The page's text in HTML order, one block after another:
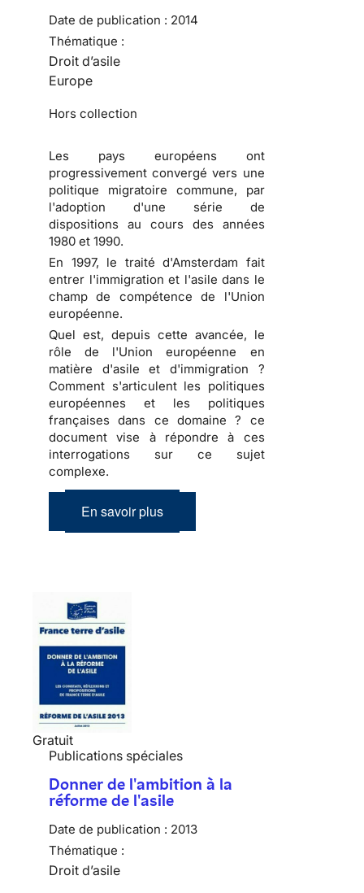
Date de publication : 2014
Thématique :
Droit d’asile
Europe
Hors collection
Les pays européens ont
progressivement convergé vers une
politique migratoire commune, par
l'adoption d'une série de
dispositions au cours des années
1980 et 1990.
En 1997, le traité d'Amsterdam fait
entrer l'immigration et l'asile dans le
champ de compétence de l'Union
européenne.
Quel est, depuis cette avancée, le
rôle de l'Union européenne en
matière d'asile et d'immigration ?
Comment s'articulent les politiques
européennes et les politiques
françaises dans ce domaine ? ce
document vise à répondre à ces
interrogations sur ce sujet
complexe.
En savoir plus
Gratuit
Publications spéciales
Donner de l'ambition à la
réforme de l'asile
Date de publication : 2013
Thématique :
Droit d’asile